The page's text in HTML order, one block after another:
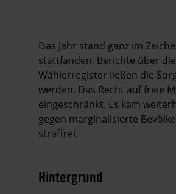
Das Jahr stand ganz im
stattfanden. Berichte über
Wählerregister ließen die
werden. Das Recht auf freie
eingeschränkt. Es kam
gegen marginalisierte
straffrei.
Hintergrund